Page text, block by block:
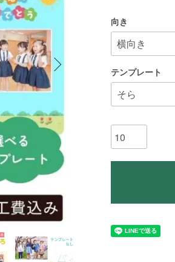
向き
テンプレート